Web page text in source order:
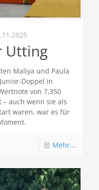
Utting
Maliya und Paula
Doppel in
von 7,350
– auch wenn sie als
waren, war es für
Mehr...